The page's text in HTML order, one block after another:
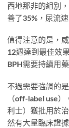
西地那非的組別
善了35%，尿流
值得注意的是，
12週達到最佳效
BPH需要持續用
不過需要強調的
（off-label use
利士）獲批用於
然有大量臨床證